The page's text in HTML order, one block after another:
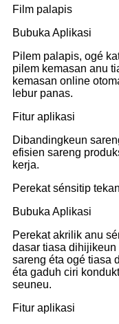
Film palapis
Bubuka Aplikasi
Pilem palapis, ogé
pilem kemasan anu
kemasan online
lebur panas.
Fitur aplikasi
Dibandingkeun
efisien sareng
kerja.
Perekat sénsitip
Bubuka Aplikasi
Perekat akrilik anu
dasar tiasa dihijikeun
sareng éta ogé tiasa
éta gaduh ciri
seuneu.
Fitur aplikasi